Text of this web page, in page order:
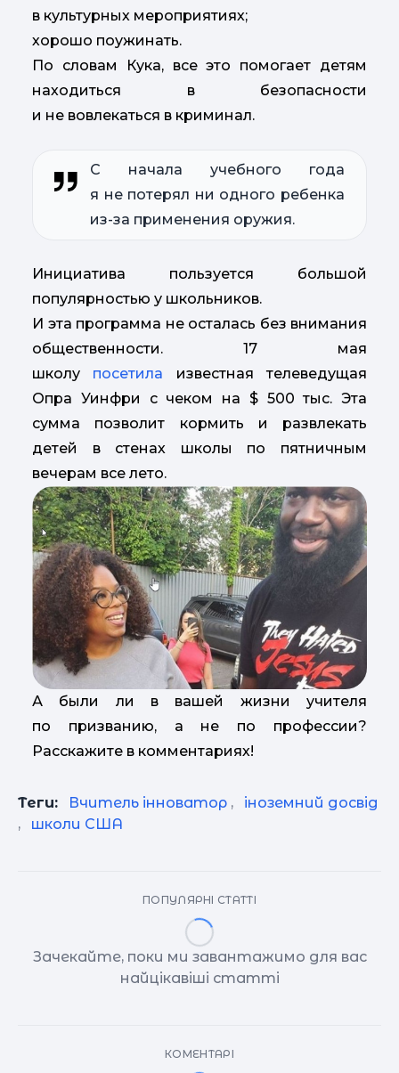
в культурных мероприятиях;
хорошо поужинать.
По словам Кука, все это помогает детям
находиться в безопасности
и не вовлекаться в криминал.
С начала учебного года
я не потерял ни одного ребенка
из-за применения оружия.
Инициатива пользуется большой
популярностью у школьников.
И эта программа не осталась без внимания
общественности. 17 мая
школу посетила известная телеведущая
Опра Уинфри с чеком на $ 500 тыс. Эта
сумма позволит кормить и развлекать
детей в стенах школы по пятничным
вечерам все лето.
А были ли в вашей жизни учителя
по призванию, а не по профессии?
Расскажите в комментариях!
Теги: Вчитель інноватор ,
іноземний досвід
,
школи США
ПОПУЛЯРНІ СТАТТІ
Зачекайте, поки ми завантажимо для вас
найцікавіші статті
КОМЕНТАРІ